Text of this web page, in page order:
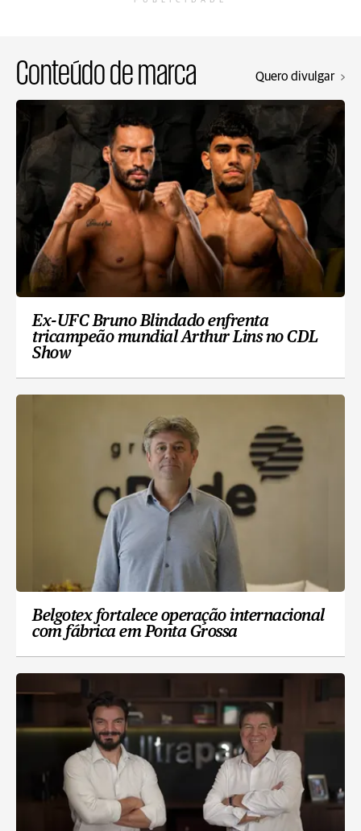
Conteúdo de marca Quero divulgar
Ex-UFC Bruno Blindado enfrenta
tricampeão mundial Arthur Lins no CDL
Show
Belgotex fortalece operação internacional
com fábrica em Ponta Grossa